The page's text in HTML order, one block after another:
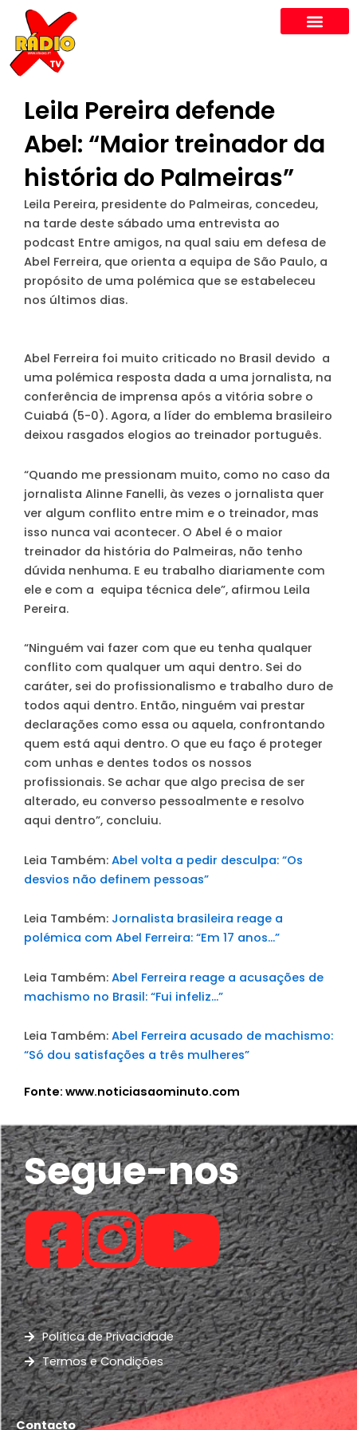
content
Leila Pereira defende
Abel: “Maior treinador da
história do Palmeiras”
Leila Pereira, presidente do Palmeiras, concedeu,
na tarde deste sábado uma entrevista ao
podcast Entre amigos, na qual saiu em defesa de
Abel Ferreira, que orienta a equipa de São Paulo, a
propósito de uma polémica que se estabeleceu
nos últimos dias.
Abel Ferreira foi muito criticado no Brasil devido a
uma polémica resposta dada a uma jornalista, na
conferência de imprensa após a vitória sobre o
Cuiabá (5-0). Agora, a líder do emblema brasileiro
deixou rasgados elogios ao treinador português.
“Quando me pressionam muito, como no caso da
jornalista Alinne Fanelli, às vezes o jornalista quer
ver algum conflito entre mim e o treinador, mas
isso nunca vai acontecer. O Abel é o maior
treinador da história do Palmeiras, não tenho
dúvida nenhuma. E eu trabalho diariamente com
ele e com a equipa técnica dele”, afirmou Leila
Pereira.
“Ninguém vai fazer com que eu tenha qualquer
conflito com qualquer um aqui dentro. Sei do
caráter, sei do profissionalismo e trabalho duro de
todos aqui dentro. Então, ninguém vai prestar
declarações como essa ou aquela, confrontando
quem está aqui dentro. O que eu faço é proteger
com unhas e dentes todos os nossos
profissionais. Se achar que algo precisa de ser
alterado, eu converso pessoalmente e resolvo
aqui dentro”, concluiu.
Leia Também: Abel volta a pedir desculpa: “Os
desvios não definem pessoas”
Leia Também: Jornalista brasileira reage a
polémica com Abel Ferreira: “Em 17 anos…”
Leia Também: Abel Ferreira reage a acusações de
machismo no Brasil: “Fui infeliz…”
Leia Também: Abel Ferreira acusado de machismo:
“Só dou satisfações a três mulheres”
Fonte: www.noticiasaominuto.com
Segue-nos
Política de Privacidade
Termos e Condições
Contacto